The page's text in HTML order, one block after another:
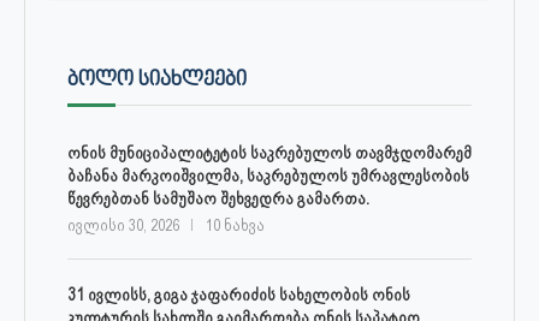
ᲑᲝᲚᲝ ᲡᲘᲐᲮᲚᲔᲔᲑᲘ
ონის მუნიციპალიტეტის საკრებულოს თავმჯდომარემ
ბაჩანა მარკოიშვილმა, საკრებულოს უმრავლესობის
წევრებთან სამუშაო შეხვედრა გამართა.
ივლისი 30, 2026 10 ნახვა
31 ივლისს, გიგა ჯაფარიძის სახელობის ონის